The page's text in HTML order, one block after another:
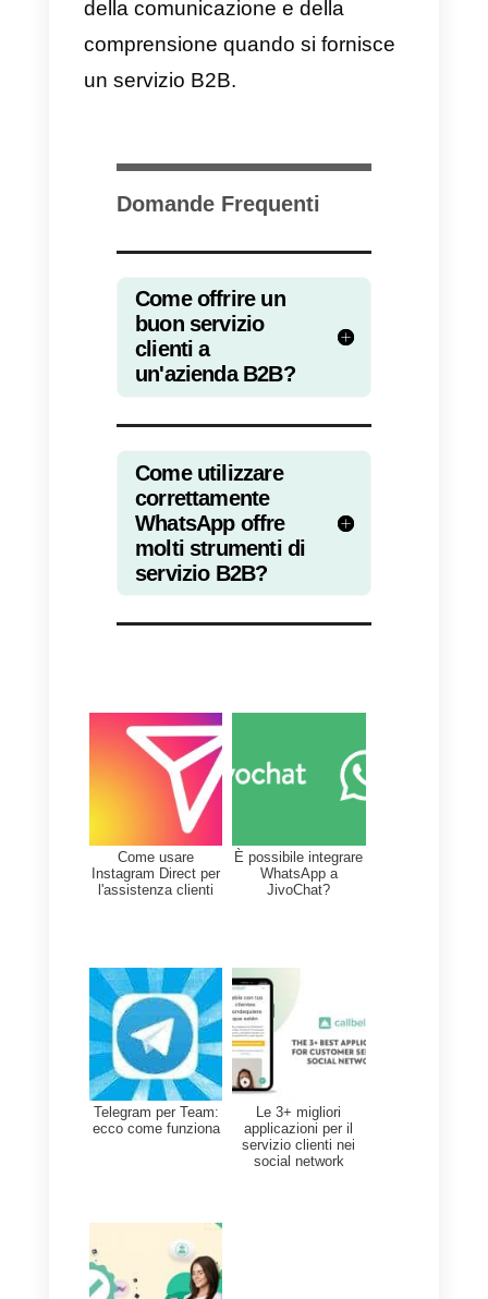
sono le sue esigenze. Ancora
volta, le annotazioni ti aiutano a
acquisto o negoziazione.
L’immediatezza del supporto
tecnico con l’invio di file
L’accessibilità dà fiducia. In caso
di qualsiasi problema tecnico o
dubbio, l’azienda cliente deve
essere assistita il prima possibile.
Inoltre, più linee di
ci sono, meglio è. L’invio di file di
Business, ma è possibile farlo
tramite le piattaforme che
integrano WhatsApp nel proprio
CRM, quindi il suo utilizzo è
Ciò conferisce flessibilità e
dinamismo alla conversazione,
quindi la comunicazione e
l’attenzione miglioreranno in
modo significativo, aiutando
precisione durante le
conversazioni perché